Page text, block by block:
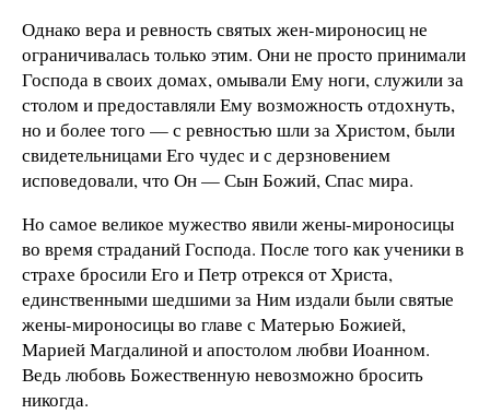
Однако вера и ревность святых жен-мироносиц не
ограничивалась только этим. Они не просто принимали
Господа в своих домах, омывали Ему ноги, служили за
столом и предоставляли Ему возможность отдохнуть,
но и более того — с ревностью шли за Христом, были
свидетельницами Его чудес и с дерзновением
исповедовали, что Он — Сын Божий, Спас мира.
Но самое великое мужество явили жены-мироносицы
во время страданий Господа. После того как ученики в
страхе бросили Его и Петр отрекся от Христа,
единственными шедшими за Ним издали были святые
жены-мироносицы во главе с Матерью Божией,
Марией Магдалиной и апостолом любви Иоанном.
Ведь любовь Божественную невозможно бросить
никогда.